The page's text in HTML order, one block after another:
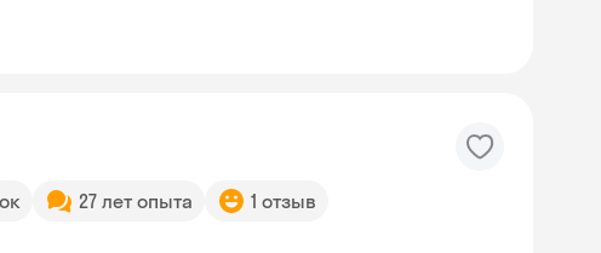
27 лет опыта 1 отзыв